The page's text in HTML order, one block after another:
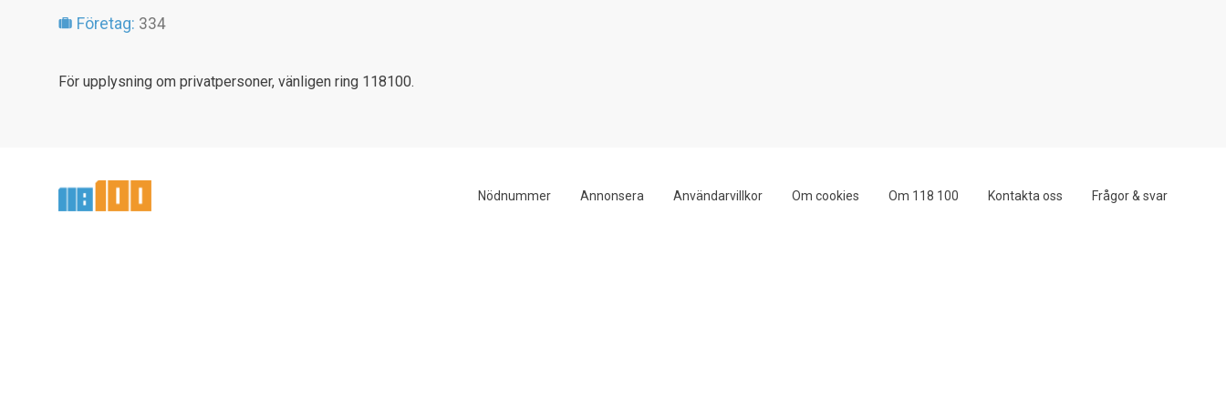
Företag: 334
För upplysning om privatpersoner, vänligen ring 118100.
Nödnummer Annonsera Användarvillkor Om cookies Om 118 100 Kontakta oss Frågor & svar